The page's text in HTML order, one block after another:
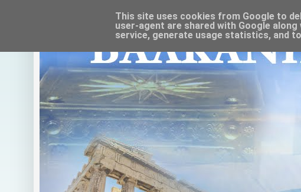
This site uses cookies from Google to
user-agent are shared with Google
service, generate usage statistics, and